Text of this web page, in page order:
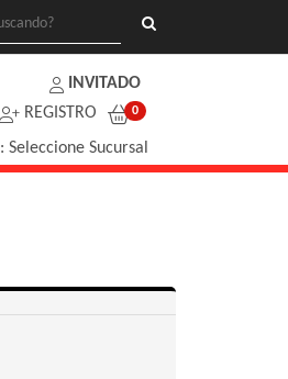
INVITADO
REGISTRO
:Seleccione Sucursal
0